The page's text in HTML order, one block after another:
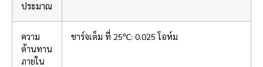
ประมาณ
ความ
ต้านทาน
ภายใน
ชาร์จเต็ม ที่ 25℃: 0.025 โอห์ม